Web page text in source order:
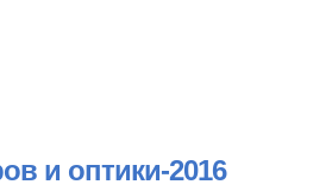
и оптики-2016